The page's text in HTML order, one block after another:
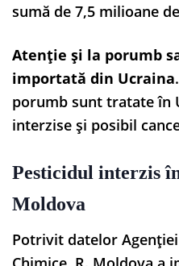
sumă de 7,5 milioane
Atenție și la porumb
importată din Ucraina
porumb sunt tratate în
interzise și posibil
Pesticidul interzis
Moldova
Potrivit datelor